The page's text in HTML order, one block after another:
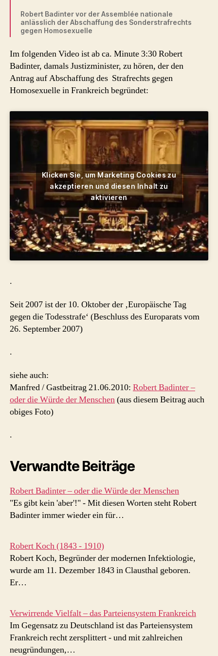
Robert Badinter vor der Assemblée nationale
anlässlich der Abschaffung des Sonderstrafrechts
gegen Homosexuelle
Im folgenden Video ist ab ca. Minute 3:30 Robert
Badinter, damals Justizminister, zu hören, der den
Antrag auf Abschaffung des Strafrechts gegen
Homosexuelle in Frankreich begründet:
Klicken Sie, um Marketing Cookies zu
akzeptieren und diesen Inhalt zu
aktivieren
.
Seit 2007 ist der 10. Oktober der ‚Europäische Tag
gegen die Todesstrafe‘ (Beschluss des Europarats vom
26. September 2007)
.
siehe auch:
Manfred / Gastbeitrag 21.06.2010: Robert Badinter –
oder die Würde der Menschen(aus diesem Beitrag auch
obiges Foto)
.
Verwandte Beiträge
Robert Badinter – oder die Würde der Menschen
"Es gibt kein 'aber'!" - Mit diesen Worten steht Robert
Badinter immer wieder ein für…
Robert Koch (1843 - 1910)
Robert Koch, Begründer der modernen Infektiologie,
wurde am 11. Dezember 1843 in Clausthal geboren.
Er…
Verwirrende Vielfalt – das Parteiensystem Frankreich
Im Gegensatz zu Deutschland ist das Parteiensystem
Frankreich recht zersplittert - und mit zahlreichen
neugründungen,…